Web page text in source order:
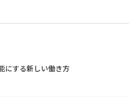
にする新しい働き方